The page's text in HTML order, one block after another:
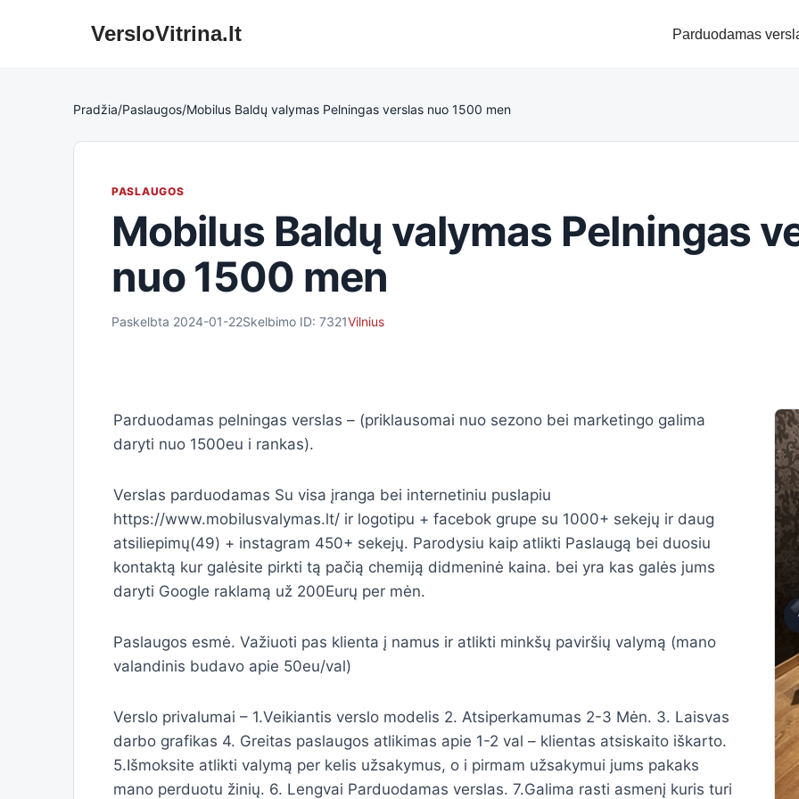
VersloVitrina.lt Parduodamas
Pradžia/Paslaugos/Mobilus Baldų valymas Pelningas verslas nuo 1500 men
PASLAUGOS
Mobilus Baldų valymas Pelningas
nuo 1500 men
Paskelbta 2024-01-22Skelbimo ID: 7321Vilnius
Parduodamas pelningas verslas – (priklausomai nuo sezono bei marketingo galima
daryti nuo 1500eu i rankas).
Verslas parduodamas Su visa įranga bei internetiniu puslapiu
https://www.mobilusvalymas.lt/ ir logotipu + facebok grupe su 1000+ sekejų ir daug
atsiliepimų(49) + instagram 450+ sekejų. Parodysiu kaip atlikti Paslaugą bei duosiu
kontaktą kur galėsite pirkti tą pačią chemiją didmeninė kaina. bei yra kas galės jums
daryti Google raklamą už 200Eurų per mėn.
Paslaugos esmė. Važiuoti pas klienta į namus ir atlikti minkšų paviršių valymą (mano
valandinis budavo apie 50eu/val)
Verslo privalumai – 1.Veikiantis verslo modelis 2. Atsiperkamumas 2-3 Mėn. 3. Laisvas
darbo grafikas 4. Greitas paslaugos atlikimas apie 1-2 val – klientas atsiskaito iškarto.
5.Išmoksite atlikti valymą per kelis užsakymus, o i pirmam užsakymui jums pakaks
mano perduotu žinių. 6. Lengvai Parduodamas verslas. 7.Galima rasti asmenį kuris turi